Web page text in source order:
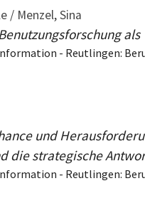
/ Menzel, Sina
- Reutlingen:
und
die strategische
- Reutlingen: